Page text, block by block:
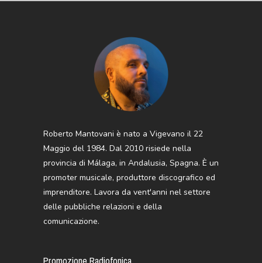
Roberto Mantovani è nato a Vigevano il 22
Maggio del 1984. Dal 2010 risiede nella
provincia di Málaga, in Andalusia, Spagna. È un
promoter musicale, produttore discografico ed
imprenditore. Lavora da vent'anni nel settore
delle pubbliche relazioni e della
comunicazione.